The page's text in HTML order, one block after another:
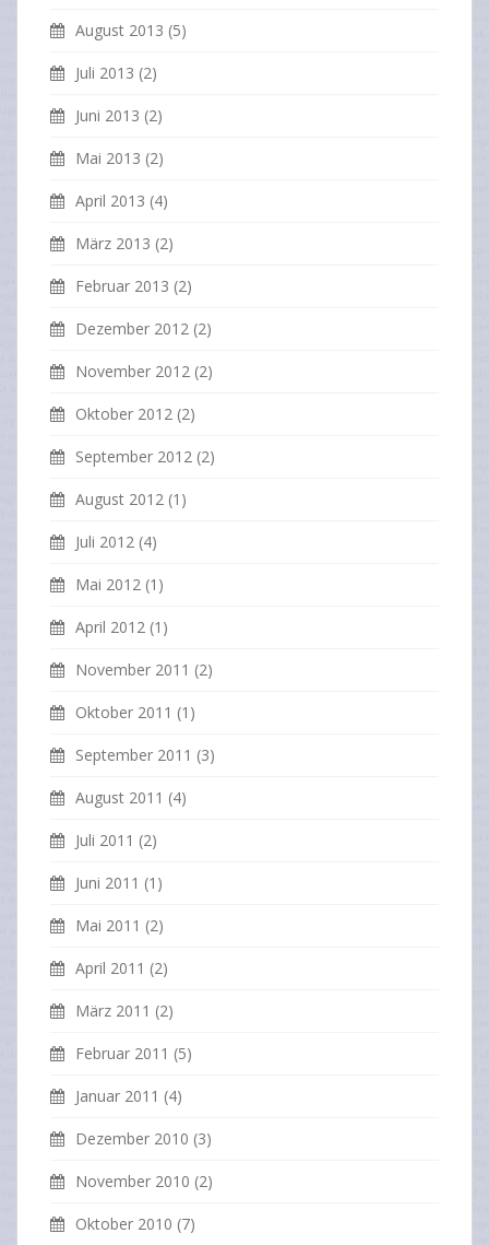
August 2013 (5)
Juli 2013 (2)
Juni 2013 (2)
Mai 2013 (2)
April 2013 (4)
März 2013 (2)
Februar 2013 (2)
Dezember 2012 (2)
November 2012 (2)
Oktober 2012 (2)
September 2012 (2)
August 2012 (1)
Juli 2012 (4)
Mai 2012 (1)
April 2012 (1)
November 2011 (2)
Oktober 2011 (1)
September 2011 (3)
August 2011 (4)
Juli 2011 (2)
Juni 2011 (1)
Mai 2011 (2)
April 2011 (2)
März 2011 (2)
Februar 2011 (5)
Januar 2011 (4)
Dezember 2010 (3)
November 2010 (2)
Oktober 2010 (7)